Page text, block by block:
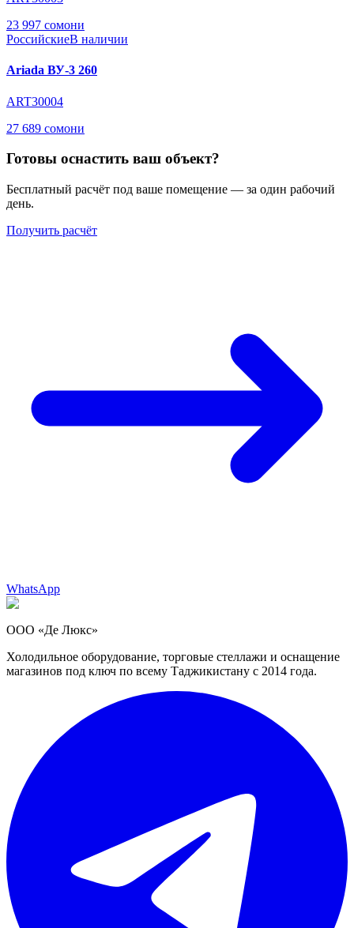
23 997 сомони
РоссийскиеВ наличии
Ariada ВУ-3 260
ART30004
27 689 сомони
Готовы оснастить ваш объект?
Бесплатный расчёт под ваше помещение — за один рабочий
день.
Получить расчёт
WhatsApp
ООО «Де Люкс»
Холодильное оборудование, торговые стеллажи и оснащение
магазинов под ключ по всему Таджикистану с 2014 года.